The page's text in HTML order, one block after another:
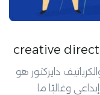
دايركتور هو
وغالبًا ما